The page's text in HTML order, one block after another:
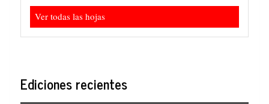
Ver todas las hojas
Ediciones recientes